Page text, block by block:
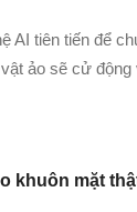
AI tiên tiến để
ảo sẽ cử
khuôn mặt